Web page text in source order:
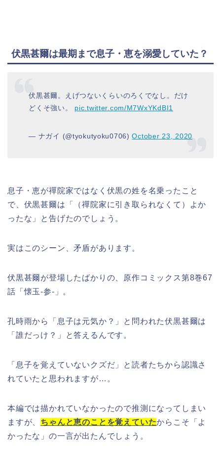
伏黒甚爾は最期まで息子・恵を溺愛していた？
伏黒甚爾。えげつないくらいのろくでなし。だけ
どくそ強い。 pic.twitter.com/M7WxYKdBI1
— ナガイ (@tyokutyoku0706)October 23, 2020
息子・恵が禪院家ではなく伏黒の姓を名乗ったこと
で、伏黒甚爾は「（禪院家に引き取られなくて）よか
ったな」と告げたのでしょう。
実はこのシーン、矛盾があります。
伏黒甚爾が登場したばかりの、原作コミックス第8巻67
話「懐玉-参-」。
孔時雨から「息子は元気か？」と問われた伏黒甚爾は
「誰だっけ？」と答えるんです。
「息子を覚えていないクズだ」と読者たちから認識さ
れていたと思われますが…。
本編では描かれていなかったので推測になってしまい
ますが、 ちゃんと恵のことを覚えていたからこそ「よ
かったな」の一言が出たんでしょう。